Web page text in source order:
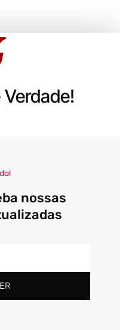
nossas